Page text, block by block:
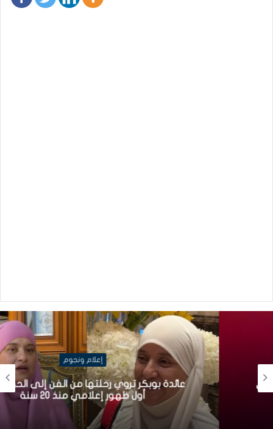
إعلام ونجوم
عائدة بوبكر تروي رحلتها من الفن إلى الحجاب في
أول ظهور إعلامي منذ 20 سنة